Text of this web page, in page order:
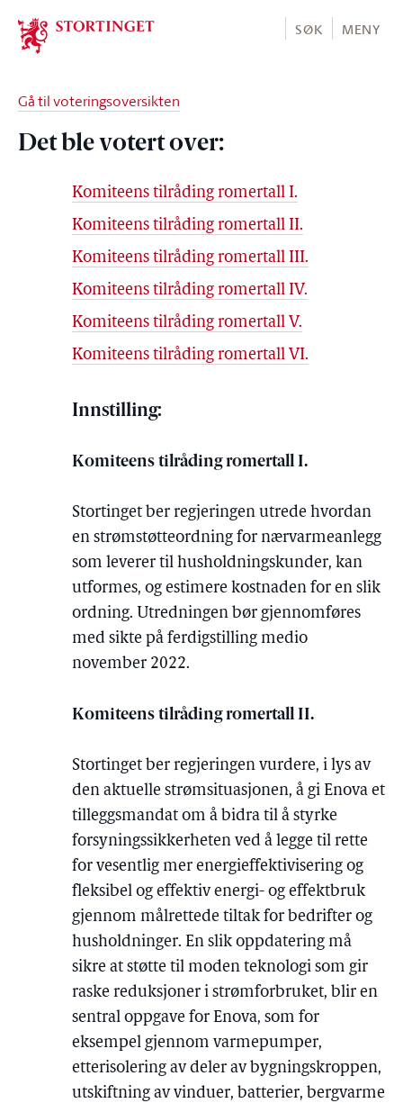
Stortinget.no
SØK MENY
Gå til voteringsoversikten
Det ble votert over:
Komiteens tilråding romertall I.
Komiteens tilråding romertall II.
Komiteens tilråding romertall III.
Komiteens tilråding romertall IV.
Komiteens tilråding romertall V.
Komiteens tilråding romertall VI.
Innstilling:
Komiteens tilråding romertall I.
Stortinget ber regjeringen utrede hvordan
en strømstøtteordning for nærvarmeanlegg
som leverer til husholdningskunder, kan
utformes, og estimere kostnaden for en slik
ordning. Utredningen bør gjennomføres
med sikte på ferdigstilling medio
november 2022.
Komiteens tilråding romertall II.
Stortinget ber regjeringen vurdere, i lys av
den aktuelle strømsituasjonen, å gi Enova et
tilleggsmandat om å bidra til å styrke
forsyningssikkerheten ved å legge til rette
for vesentlig mer energieffektivisering og
fleksibel og effektiv energi- og effektbruk
gjennom målrettede tiltak for bedrifter og
husholdninger. En slik oppdatering må
sikre at støtte til moden teknologi som gir
raske reduksjoner i strømforbruket, blir en
sentral oppgave for Enova, som for
eksempel gjennom varmepumper,
etterisolering av deler av bygningskroppen,
utskiftning av vinduer, batterier, bergvarme